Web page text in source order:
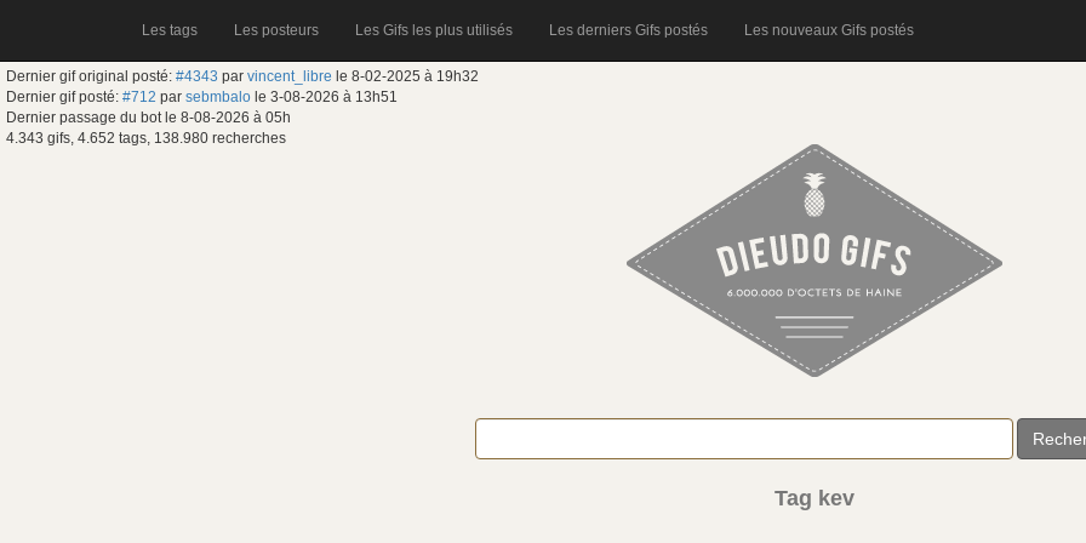
Les tags Les posteurs Les Gifs les plus utilisés Les derniers Gifs postés Les nouveaux Gifs postés
Dernier gif original posté: #4343 par vincent_libre le 8-02-2025 à 19h32
Dernier gif posté: #712 par sebmbalo le 3-08-2026 à 13h51
Dernier passage du bot le 8-08-2026 à 05h
4.343 gifs, 4.652 tags, 138.980 recherches
Tag kev